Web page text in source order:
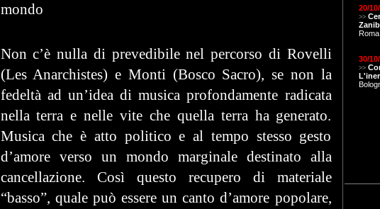
mondo
Non c’è nulla di prevedibile nel percorso di Rovelli
(Les Anarchistes) e Monti (Bosco Sacro), se non la
fedeltà ad un’idea di musica profondamente radicata
nella terra e nelle vite che quella terra ha generato.
Musica che è atto politico e al tempo stesso gesto
d’amore verso un mondo marginale destinato alla
cancellazione. Così questo recupero di materiale
“basso”, quale può essere un canto d’amore popolare,
20/
>>
Roma
30/
>>